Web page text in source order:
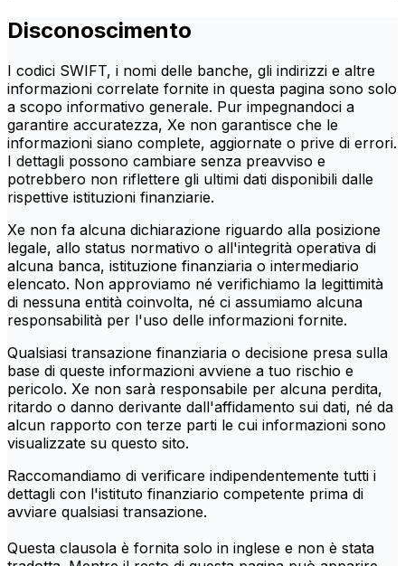
Disconoscimento
I codici SWIFT, i nomi delle banche, gli indirizzi e altre
informazioni correlate fornite in questa pagina sono solo
a scopo informativo generale. Pur impegnandoci a
garantire accuratezza, Xe non garantisce che le
informazioni siano complete, aggiornate o prive di errori.
I dettagli possono cambiare senza preavviso e
potrebbero non riflettere gli ultimi dati disponibili dalle
rispettive istituzioni finanziarie.
Xe non fa alcuna dichiarazione riguardo alla posizione
legale, allo status normativo o all'integrità operativa di
alcuna banca, istituzione finanziaria o intermediario
elencato. Non approviamo né verifichiamo la legittimità
di nessuna entità coinvolta, né ci assumiamo alcuna
responsabilità per l'uso delle informazioni fornite.
Qualsiasi transazione finanziaria o decisione presa sulla
base di queste informazioni avviene a tuo rischio e
pericolo. Xe non sarà responsabile per alcuna perdita,
ritardo o danno derivante dall'affidamento sui dati, né da
alcun rapporto con terze parti le cui informazioni sono
visualizzate su questo sito.
Raccomandiamo di verificare indipendentemente tutti i
dettagli con l'istituto finanziario competente prima di
avviare qualsiasi transazione.
Questa clausola è fornita solo in inglese e non è stata